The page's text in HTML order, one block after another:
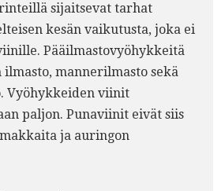
sijaitsevat tarhat
kesän vaikutusta, joka ei
Pääilmastovyöhykkeitä
mannerilmasto sekä
Vyöhykkeiden viinit
paljon. Punaviinit eivät siis
ja auringon